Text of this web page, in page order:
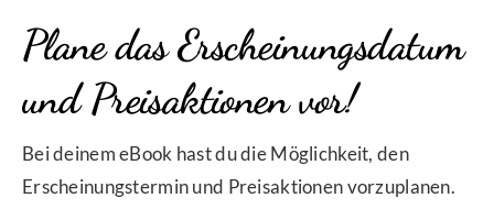
Plane das Erscheinungsdatum
und Preisaktionen vor!
Bei deinem eBook hast du die Möglichkeit, den
Erscheinungstermin und Preisaktionen vorzuplanen.